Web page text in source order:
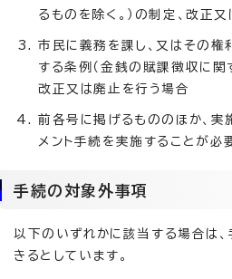
るものを除く。）の制定、改正
市民に義務を課し、又はその権
する条例（金銭の賦課徴収に関
改正又は廃止を行う場合
前各号に掲げるもののほか、実
メント手続を実施することが必
手続の対象外事項
以下のいずれかに該当する場合は
きるとしています。